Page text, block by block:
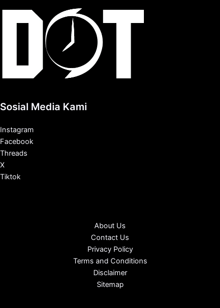
Sosial Media Kami
Instagram
Facebook
Threads
X
Tiktok
About Us
Contact Us
Privacy Policy
Terms and Conditions
Disclaimer
Sitemap